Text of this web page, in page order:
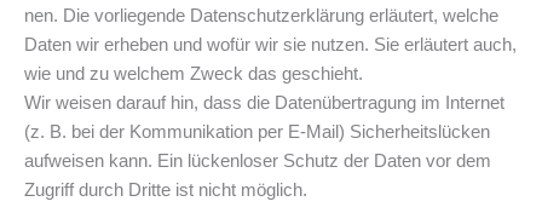
nen. Die vor­lie­gen­de Daten­schutz­er­klä­rung erläu­tert, wel­che
Daten wir erhe­ben und wofür wir sie nut­zen. Sie erläu­tert auch,
wie und zu wel­chem Zweck das geschieht.
Wir wei­sen dar­auf hin, dass die Daten­über­tra­gung im Inter­net
(z. B. bei der Kom­mu­ni­ka­ti­on per E-Mail) Sicher­heits­lü­cken
auf­wei­sen kann. Ein lücken­lo­ser Schutz der Daten vor dem
Zugriff durch Drit­te ist nicht möglich.